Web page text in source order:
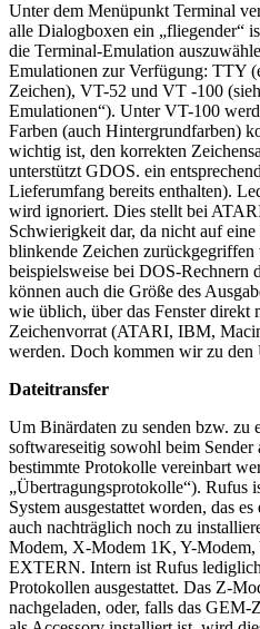
Unter dem Menüpunkt Terminal
alle Dialogboxen ein „fliegender“
die Terminal-Emulation
Emulationen zur Verfügung: TTY
Zeichen), VT-52 und VT -100
Emulationen“). Unter VT-100
Farben (auch Hintergrundfarben)
wichtig ist, den korrekten
unterstützt GDOS. ein
Lieferumfang bereits enthalten).
wird ignoriert. Dies stellt bei
Schwierigkeit dar, da nicht auf
blinkende Zeichen
beispielsweise bei DOS-Rechnern
können auch die Größe des
wie üblich, über das Fenster direkt
Zeichenvorrat (ATARI, IBM,
werden. Doch kommen wir zu den
Dateitransfer
Um Binärdaten zu senden bzw. zu
softwareseitig sowohl beim Sender
bestimmte Protokolle vereinbart
„Übertragungsprotokolle“). Rufus
System ausgestattet worden, das
auch nachträglich noch zu
Modem, X-Modem 1K, Y-
EXTERN. Intern ist Rufus
Protokollen ausgestattet. Das Z-
nachgeladen, oder, falls das